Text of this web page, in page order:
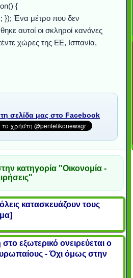
{
}); Ένα μέτρο που δεν
αυτοί οι σκληροί κανόνες
χώρες της ΕΕ, Ισπανία,
σελίδα μας στο Facebook
κατηγορία "Οικονομία -
κατασκευάζουν τους
εξωτερικό ονειρεύεται ο
- Όχι όμως στην